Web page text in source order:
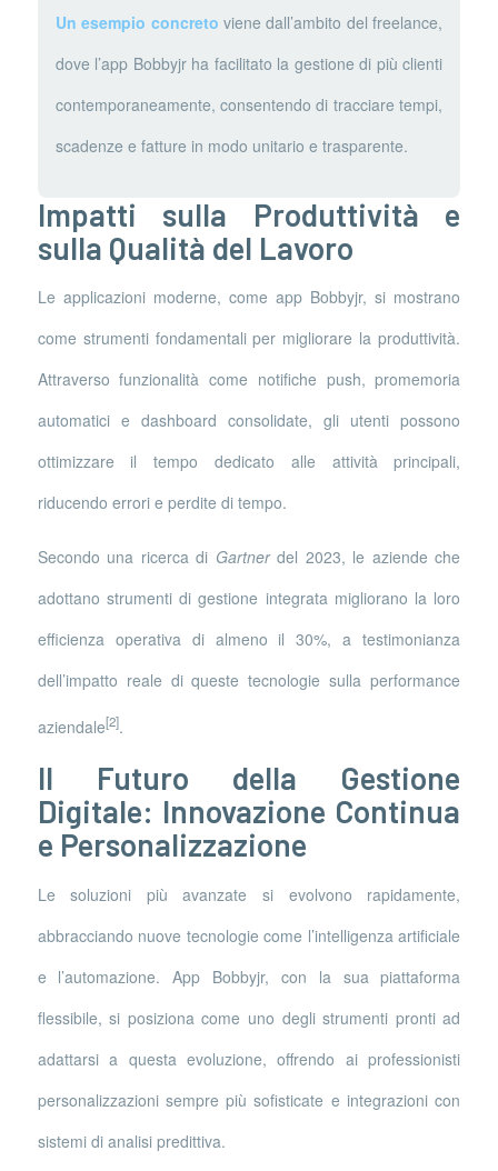
Un esempio concreto viene dall’ambito del freelance,
dove l’app Bobbyjr ha facilitato la gestione di più clienti
contemporaneamente, consentendo di tracciare tempi,
scadenze e fatture in modo unitario e trasparente.
Impatti sulla Produttività e
sulla Qualità del Lavoro
Le applicazioni moderne, come app Bobbyjr, si mostrano
come strumenti fondamentali per migliorare la produttività.
Attraverso funzionalità come notifiche push, promemoria
automatici e dashboard consolidate, gli utenti possono
ottimizzare il tempo dedicato alle attività principali,
riducendo errori e perdite di tempo.
Secondo una ricerca di Gartnerdel 2023, le aziende che
adottano strumenti di gestione integrata migliorano la loro
efficienza operativa di almeno il 30%, a testimonianza
dell’impatto reale di queste tecnologie sulla performance
aziendale[2].
Il Futuro della Gestione
Digitale: Innovazione Continua
e Personalizzazione
Le soluzioni più avanzate si evolvono rapidamente,
abbracciando nuove tecnologie come l’intelligenza artificiale
e l’automazione. App Bobbyjr, con la sua piattaforma
flessibile, si posiziona come uno degli strumenti pronti ad
adattarsi a questa evoluzione, offrendo ai professionisti
personalizzazioni sempre più sofisticate e integrazioni con
sistemi di analisi predittiva.